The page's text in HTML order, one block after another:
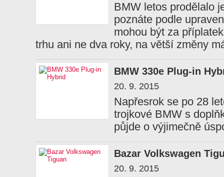
BMW letos prodělalo
poznáte podle
mohou být za
trhu ani ne dva roky, na větší změny
BMW 330e Plug-in
20. 9. 2015
Napřesrok se po 28
trojkové BMW s
půjde o výjimečně
Bazar Volkswagen
20. 9. 2015